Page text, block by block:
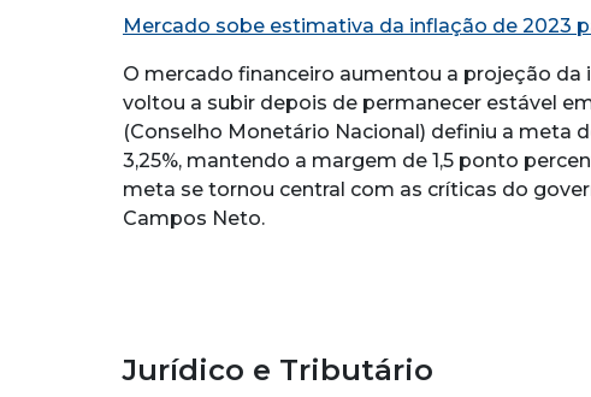
Mercado sobe estimativa da inflação de 2023
O mercado financeiro aumentou a projeção da
voltou a subir depois de permanecer estável
(Conselho Monetário Nacional) definiu a meta
3,25%, mantendo a margem de 1,5 ponto
meta se tornou central com as críticas do
Campos Neto.
Jurídico e Tributário